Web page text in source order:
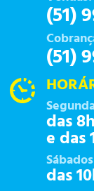
(51)
(51)
das
e das
Sábados
das